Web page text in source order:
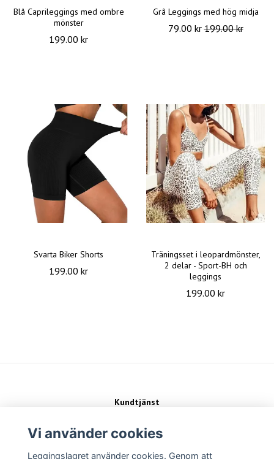
Blå Caprileggings med ombre
mönster
199.00 kr
Grå Leggings med hög midja
79.00 kr199.00 kr
Svarta Biker Shorts
199.00 kr
Träningsset i leopardmönster,
2 delar - Sport-BH och
leggings
199.00 kr
Kundtjänst
Köpvillkor
Sociala medier
Vi använder cookies
Leggingslagret använder cookies. Genom att